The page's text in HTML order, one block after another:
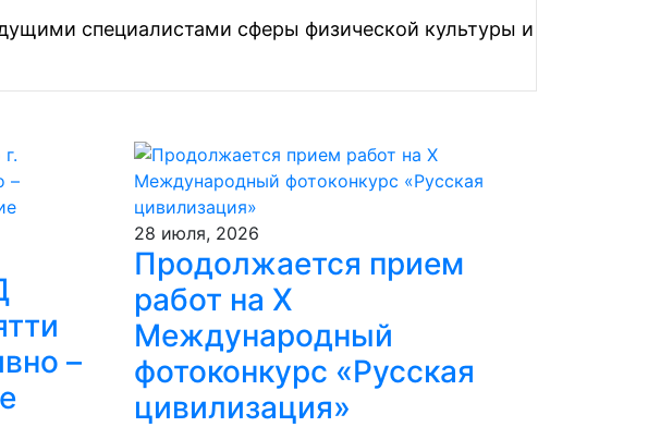
специалистами сферы физической культуры и
–
28 июля, 2026
Продолжается прием
работ на Х
Международный
фотоконкурс «Русская
цивилизация»